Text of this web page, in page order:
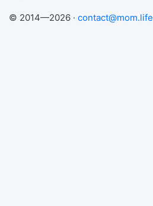
© 2014—2026 · contact@mom.life